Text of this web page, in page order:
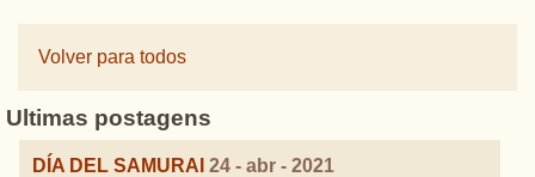
Volver para todos
Ultimas postagens
DÍA DEL SAMURAI 24 - abr - 2021